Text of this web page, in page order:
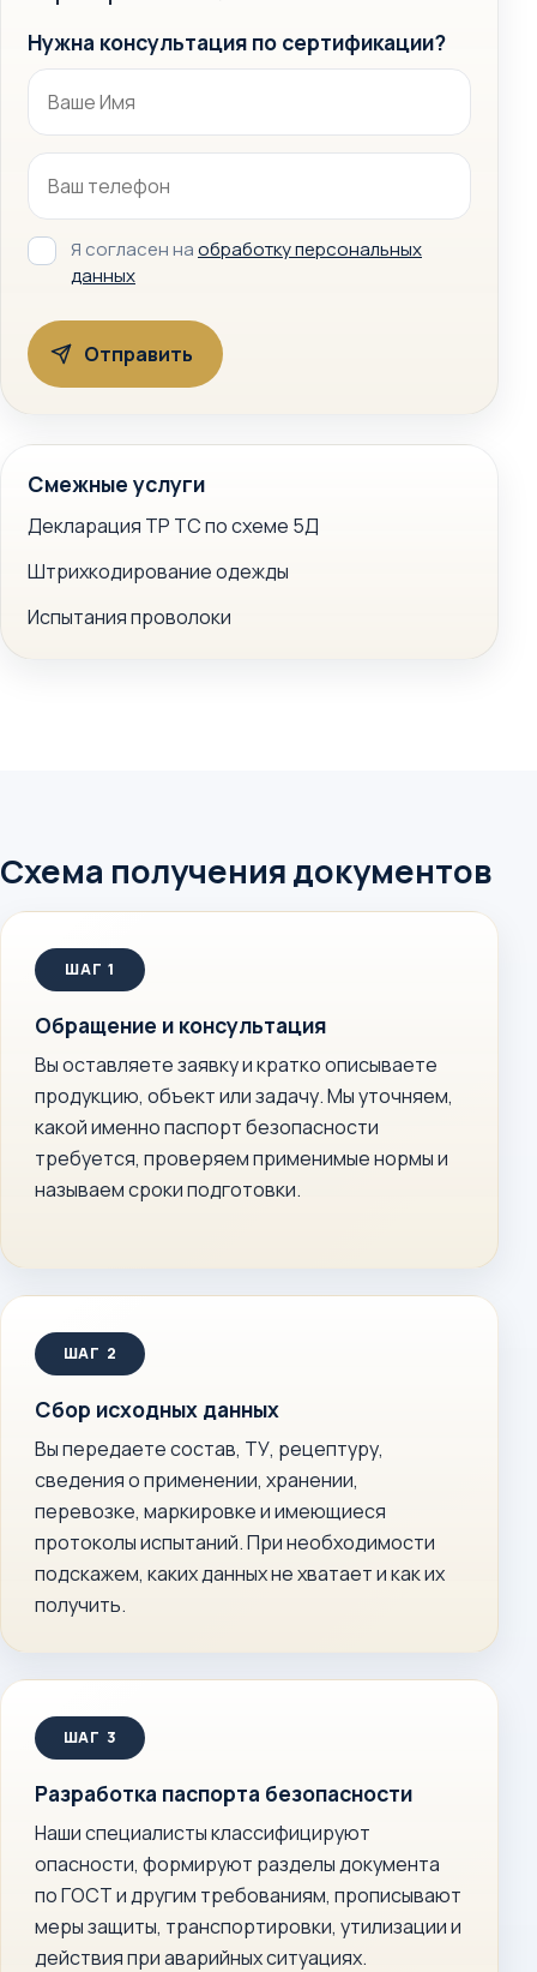
Нужна консультация по сертификации?
Я согласен наобработку персональных
данных
Смежные услуги
Декларация ТР ТС по схеме 5Д
Штрихкодирование одежды
Испытания проволоки
Схема получения документов
Обращение и консультация
Вы оставляете заявку и кратко описываете
продукцию, объект или задачу. Мы уточняем,
какой именно паспорт безопасности
требуется, проверяем применимые нормы и
называем сроки подготовки.
Сбор исходных данных
Вы передаете состав, ТУ, рецептуру,
сведения о применении, хранении,
перевозке, маркировке и имеющиеся
протоколы испытаний. При необходимости
подскажем, каких данных не хватает и как их
получить.
Разработка паспорта безопасности
Наши специалисты классифицируют
опасности, формируют разделы документа
по ГОСТ и другим требованиям, прописывают
меры защиты, транспортировки, утилизации и
действия при аварийных ситуациях.